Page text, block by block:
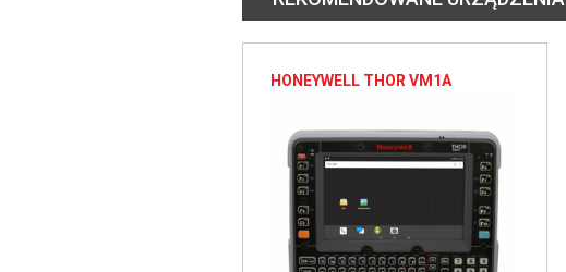
HONEYWELL THOR VM1A